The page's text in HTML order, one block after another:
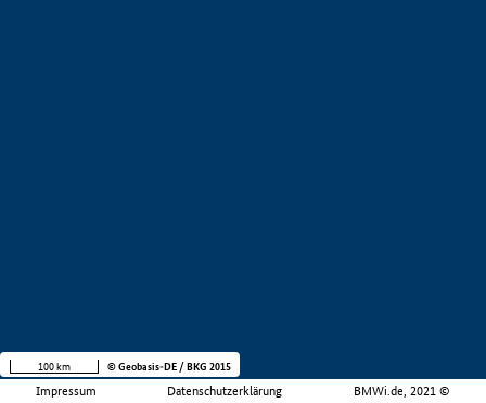
Impressum Datenschutzerklärung BMWi.de, 2021 ©
100 km © Geobasis-DE / BKG 2015